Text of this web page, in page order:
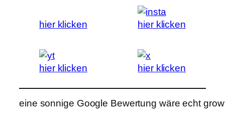
hier klicken hier klicken
hier klicken hier klicken
eine sonnige Google Bewertung wäre echt